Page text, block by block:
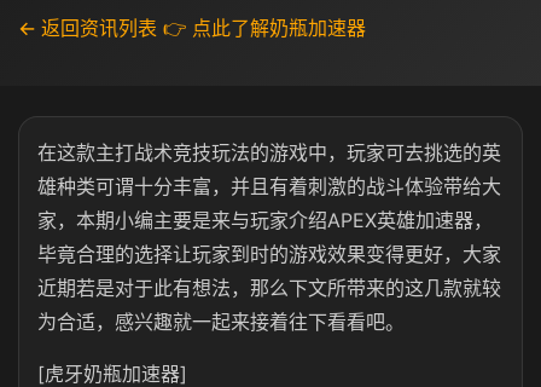
← 返回资讯列表 👉 点此了解奶瓶加速器
在这款主打战术竞技玩法的游戏中，玩家可去挑选的英
雄种类可谓十分丰富，并且有着刺激的战斗体验带给大
家，本期小编主要是来与玩家介绍APEX英雄加速器，
毕竟合理的选择让玩家到时的游戏效果变得更好，大家
近期若是对于此有想法，那么下文所带来的这几款就较
为合适，感兴趣就一起来接着往下看看吧。
[虎牙奶瓶加速器]